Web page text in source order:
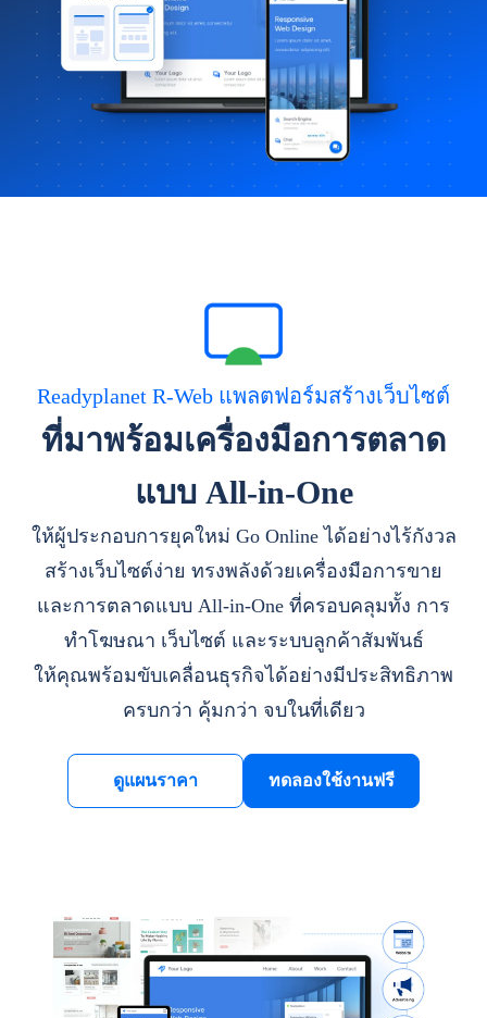
Readyplanet R-Web แพลตฟอร์มสร้างเว็บไซต์
ที่มาพร้อมเครื่องมือการตลาด
แบบ All-in-One
ให้ผู้ประกอบการยุคใหม่ Go Online ได้อย่างไร้กังวล
สร้างเว็บไซต์ง่าย ทรงพลังด้วยเครื่องมือการขาย
และการตลาดแบบ All-in-One ที่ครอบคลุมทั้ง การ
ทำโฆษณา เว็บไซต์ และระบบลูกค้าสัมพันธ์
ให้คุณพร้อมขับเคลื่อนธุรกิจได้อย่างมีประสิทธิภาพ
ครบกว่า คุ้มกว่า จบในที่เดียว
ดูแผนราคา ทดลองใช้งานฟรี